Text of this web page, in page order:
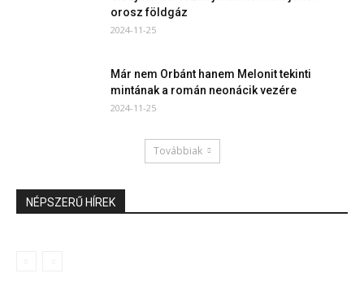
orosz földgáz
2024-11-25
Már nem Orbánt hanem Melonit tekinti
mintának a román neonácik vezére
2024-11-25
Továbbiak
NÉPSZERŰ HÍREK